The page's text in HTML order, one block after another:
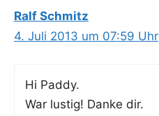
Ralf Schmitz
4. Juli 2013 um 07:59 Uhr
Hi Pad­dy.
War lus­tig! Dan­ke dir.